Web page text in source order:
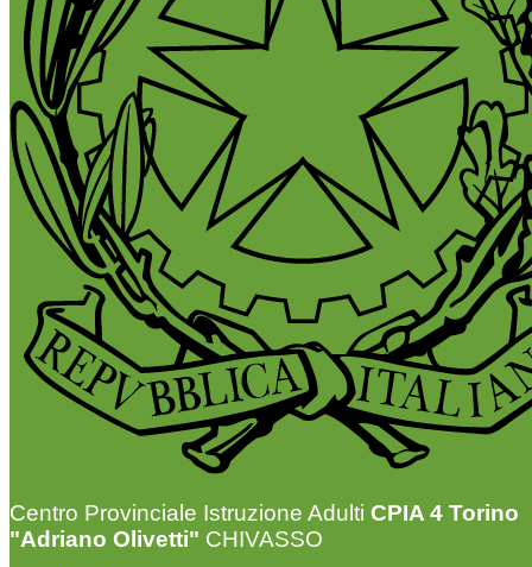
Centro Provinciale Istruzione Adulti CPIA 4 Torino
"Adriano Olivetti" CHIVASSO